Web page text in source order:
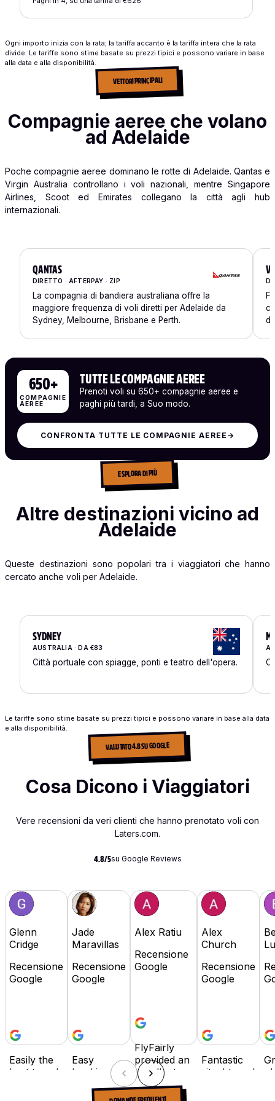
Ogni importo inizia con la rata; la tariffa accanto è la tariffa intera che la rata
divide. Le tariffe sono stime basate su prezzi tipici e possono variare in base
alla data e alla disponibilità.
VETTORI PRINCIPALI
Compagnie aeree che volano
ad Adelaide
Poche compagnie aeree dominano le rotte di Adelaide. Qantas e
Virgin Australia controllano i voli nazionali, mentre Singapore
Airlines, Scoot ed Emirates collegano la città agli hub
internazionali.
QANTAS
DIRETTO · AFTERPAY · ZIP
La compagnia di bandiera australiana offre la
maggiore frequenza di voli diretti per Adelaide da
Sydney, Melbourne, Brisbane e Perth.
650+
COMPAGNIE
AEREE
TUTTE LE COMPAGNIE AEREE
Prenoti voli su 650+ compagnie aeree e
paghi più tardi, a Suo modo.
CONFRONTA TUTTE LE COMPAGNIE AEREE →
ESPLORA DI PIÙ
Altre destinazioni vicino ad
Adelaide
Queste destinazioni sono popolari tra i viaggiatori che hanno
cercato anche voli per Adelaide.
SYDNEY
AUSTRALIA · DA €83
Città portuale con spiagge, ponti e teatro dell'opera.
Le tariffe sono stime basate su prezzi tipici e possono variare in base alla data
e alla disponibilità.
VALUTATO 4.8 SU GOOGLE
Cosa Dicono i Viaggiatori
Vere recensioni da veri clienti che hanno prenotato voli con
Laters.com.
4.8/5su Google Reviews
Glenn
Cridge
Recensione
Google
Easily the
best travel
Jade
Maravillas
Recensione
Google
Easy
booking,
payment
Alex Ratiu
Recensione
Google
FlyFairly
provided an
excellent
booking
experience
Alex
Church
Recensione
Google
Fantastic
site. I travel